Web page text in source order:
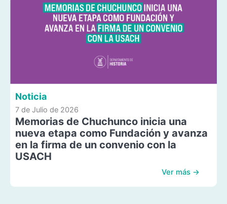
Noticia
7 de Julio de 2026
Memorias de Chuchunco inicia una
nueva etapa como Fundación y avanza
en la firma de un convenio con la
USACH
Ver más →